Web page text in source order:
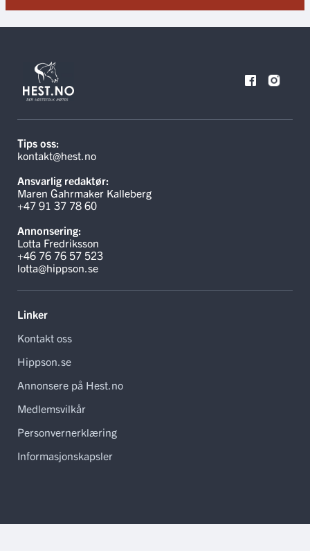
Tips oss:
kontakt@hest.no
Ansvarlig redaktør:
Maren Gahrmaker Kalleberg
+47 91 37 78 60
Annonsering:
Lotta Fredriksson
+46 76 76 57 523
lotta@hippson.se
Linker
Kontakt oss
Hippson.se
Annonsere på Hest.no
Medlemsvilkår
Personvernerklæring
Informasjonskapsler